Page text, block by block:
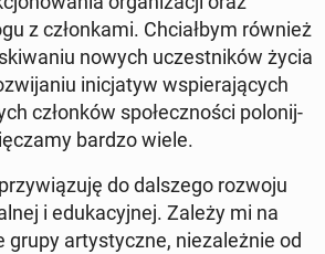
z człon­ka­mi. Chciał­bym również
nowych uczest­ni­ków życia
ini­cja­tyw wspie­ra­ją­cych
człon­ków spo­łecz­no­ści po­lo­nij­
bardzo wiele.
do dal­sze­go rozwoju
i edu­ka­cyj­nej. Zależy mi na
grupy ar­ty­stycz­ne, nie­za­leż­nie od